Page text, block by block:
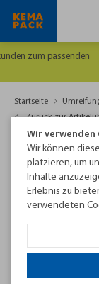
Es lohnt
Startseite
Zurück zur
Wir verwenden
Wir können
platzieren, um
Inhalte
Erlebnis zu
verwendeten